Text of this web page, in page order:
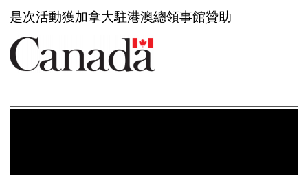
是次活動獲加拿大駐港澳總領事館贊助